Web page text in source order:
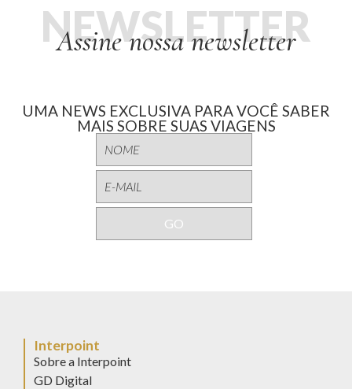
Assine nossa newsletter
NEWSLETTER
UMA NEWS EXCLUSIVA PARA VOCÊ SABER
MAIS SOBRE SUAS VIAGENS
Interpoint
Sobre a Interpoint
GD Digital